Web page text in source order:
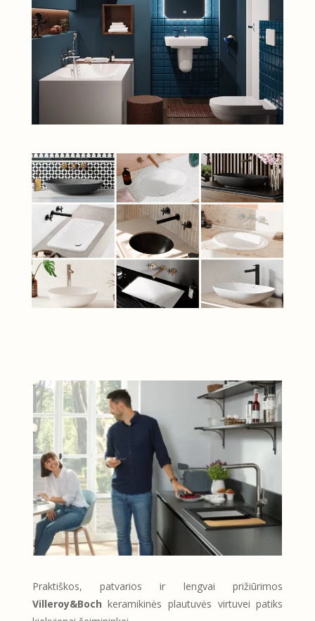
Praktiškos, patvarios ir lengvai prižiūrimos
Villeroy&Boch keramikinės plautuvės virtuvei patiks